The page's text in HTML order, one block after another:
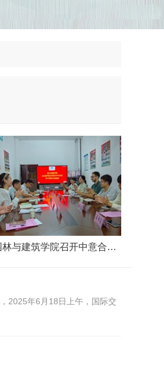
林与建筑学院召开中意合…
2025年6月18日上午，国际交